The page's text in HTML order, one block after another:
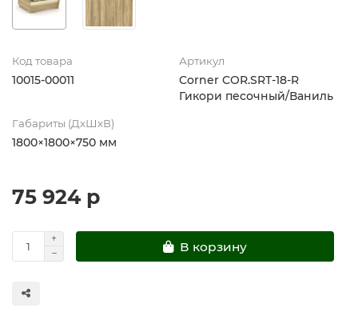
Код товара
10015-00011
Артикул
Corner COR.SRT-18-R
Гикори песочный/Ваниль
Габариты (ДхШхВ)
1800×1800×750 мм
75 924 р
В корзину